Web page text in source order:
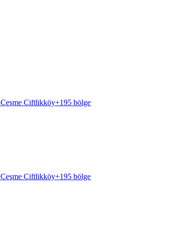
Çeşme Çiftlikköy+195 bölge
Çeşme Çiftlikköy+195 bölge